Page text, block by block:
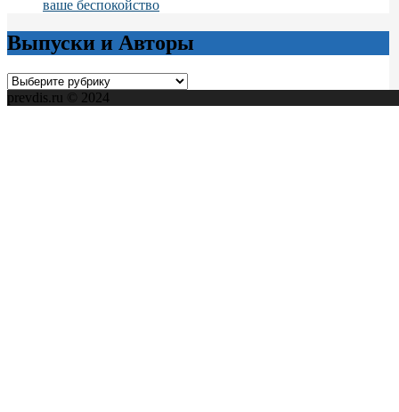
ваше беспокойство
Выпуски и Авторы
Выпуски
и
prevdis.ru © 2024